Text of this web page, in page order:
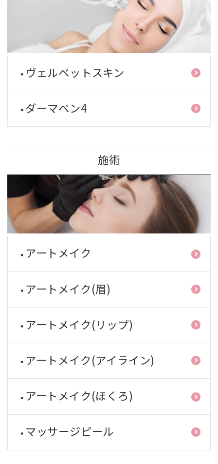
ヴェルベットスキン
ダーマペン4
施術
アートメイク
アートメイク(眉)
アートメイク(リップ)
アートメイク(アイライン)
アートメイク(ほくろ)
マッサージピール